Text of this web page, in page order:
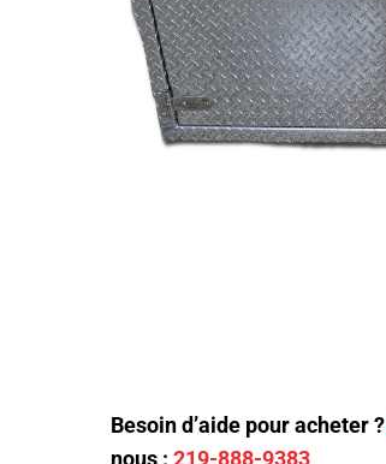
Besoin d’aide pour acheter ?
nous : 219-888-9383